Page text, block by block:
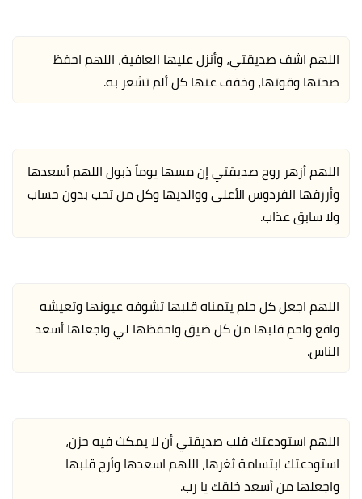
اللهم اشف صديقتي، وأنزل عليها العافية، اللهم احفظ
صحتها وقوتها، وخفف عنها كل ألم تشعر به.
اللهم أزهر روح صديقتي إن مسها يوماً ذبول اللهم أسعدها
وأرزقها الفردوس الأعلى ووالديها وكل من تحب بدون حساب
ولا سابق عذاب.
اللهم اجعل كل حلم يتمناه قلبها تشوفه عيونها وتعيشه
واقع واحمِ قلبها من كل ضيق واحفظها لي واجعلها أسعد
الناس.
اللهم استودعتك قلب صديقتي أن لا يمكث فيه حزن،
استودعتك ابتسامة ثغرها، اللهم اسعدها وأرح قلبها
واجعلها من أسعد خلقك يا رب.